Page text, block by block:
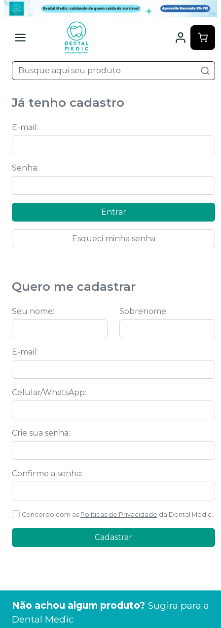
Já tenho cadastro
E-mail :
Senha:
Entrar
Esqueci minha senha
Quero me cadastrar
Seu nome: Sobrenome:
E-mail :
Celular/WhatsApp:
Crie sua senha:
Confirme a senha:
Concordo com as Políticas de Privacidade da Dental Medic.
Cadastrar
Não achou algum produto? Sugira para a
Dental Medic